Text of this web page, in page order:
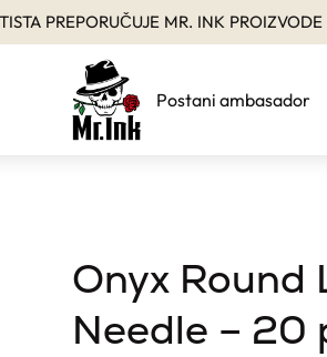
PREPORUČUJE MR. INK PROIZVODE
Postani ambasador
Onyx Round
Needle – 20